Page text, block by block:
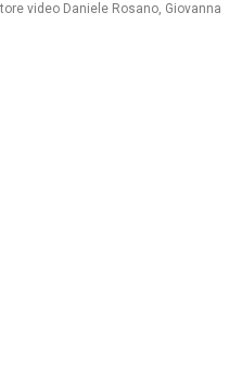
video Daniele Rosano, Giovanna